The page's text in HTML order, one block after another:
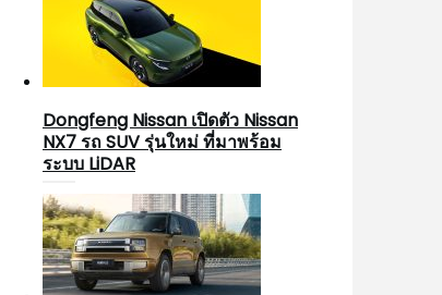
Dongfeng Nissan เปิดตัว Nissan
NX7 รถ SUV รุ่นใหม่ ที่มาพร้อม
ระบบ LiDAR